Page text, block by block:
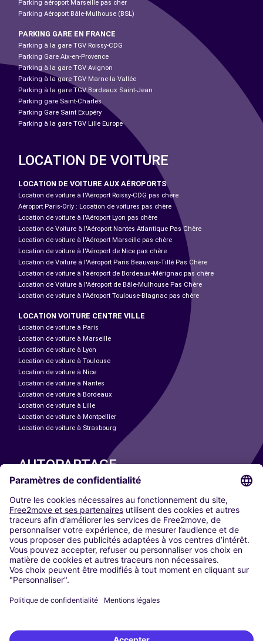
Parking aéroport Marseille pas cher
Parking Aéroport Bâle-Mulhouse (BSL)
PARKING GARE EN FRANCE
Parking à la gare TGV Roissy-CDG
Parking Gare Aix-en-Provence
Parking à la gare TGV Avignon
Parking à la gare TGV Marne-la-Vallée
Parking à la gare TGV Bordeaux Saint-Jean
Parking gare Saint-Charles
Parking Gare Saint Exupéry
Parking à la gare TGV Lille Europe
LOCATION DE VOITURE
LOCATION DE VOITURE AUX AÉROPORTS
Location de voiture à l'Aéroport Roissy-CDG pas chère
Aéroport Paris-Orly : Location de voitures pas chère
Location de voiture à l'Aéroport Lyon pas chère
Location de Voiture à l'Aéroport Nantes Atlantique Pas Chère
Location de voiture à l'Aéroport Marseille pas chère
Location de voiture à l'Aéroport de Nice pas chère
Location de Voiture à l'Aéroport Paris Beauvais-Tillé Pas Chère
Location de voiture à l’aéroport de Bordeaux-Mérignac pas chère
Location de Voiture à l'Aéroport de Bâle-Mulhouse Pas Chère
Location de voiture à l'Aéroport Toulouse-Blagnac pas chère
LOCATION VOITURE CENTRE VILLE
Location de voiture à Paris
Location de voiture à Marseille
Location de voiture à Lyon
Location de voiture à Toulouse
Location de voiture à Nice
Location de voiture à Nantes
Location de voiture à Bordeaux
Location de voiture à Lille
Location de voiture à Montpellier
Location de voiture à Strasbourg
AUTOPARTAGE
Paris
Madrid
Washington DC
Milan
Rome
Turin
Vienne
Berlin
Düsseldorf